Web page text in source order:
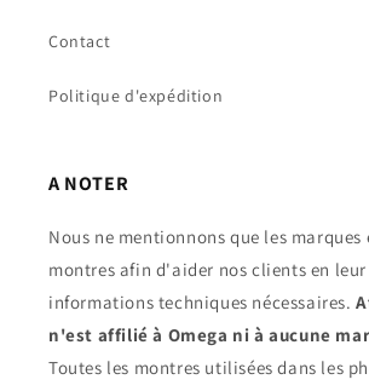
Contact
Politique d'expédition
A NOTER
Nous ne mentionnons que les marques
montres afin d'aider nos clients en
informations techniques nécessaires.
n'est affilié à Omega ni à aucune
Toutes les montres utilisées dans les